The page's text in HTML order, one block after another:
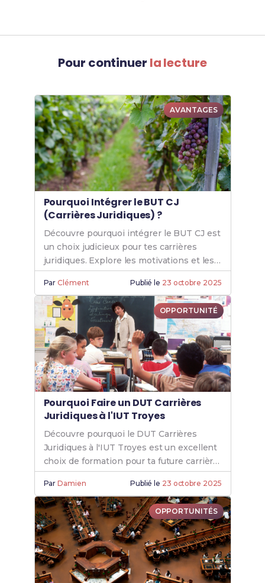
Pour continuer la lecture
AVANTAGES
Pourquoi Intégrer le BUT CJ
(Carrières Juridiques) ?
Découvre pourquoi intégrer le BUT CJ est
un choix judicieux pour tes carrières
juridiques. Explore les motivations et les
avantages de cette formation.
ParClément Publié le 23 octobre 2025
OPPORTUNITÉ
Pourquoi Faire un DUT Carrières
Juridiques à l'IUT Troyes
Découvre pourquoi le DUT Carrières
Juridiques à l'IUT Troyes est un excellent
choix de formation pour ta future carrière
juridique.
ParDamien Publié le 23 octobre 2025
OPPORTUNITÉS